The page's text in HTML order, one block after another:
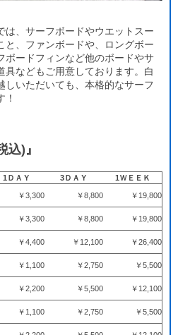
は、サーフボードやウエットスー
と、ファンボードや、ロングボー
ボードフィンなど他のボードやサ
具などもご用意しております。白
しいただいても、本格的なサーフ
！
込)』
1ＤＡＹ 3ＤＡＹ
1ＷＥＥＫ
￥3,300 ￥8,800 ￥19,800
￥3,300 ￥8,800 ￥19,800
￥4,400 ￥12,100 ￥26,400
￥1,100 ￥2,750 ￥5,500
￥2,200 ￥5,500 ￥12,100
￥1,100 ￥2,750 ￥5,500